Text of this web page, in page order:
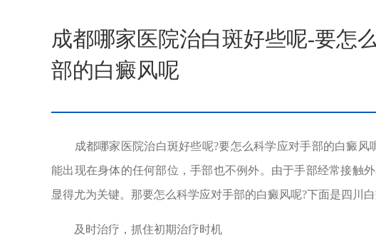
成都哪家医院治白斑好些呢-要怎
部的白癜风呢
成都哪家医院治白斑好些呢?要怎么科学应对手部的白癜风
能出现在身体的任何部位，手部也不例外。由于手部经常接触
显得尤为关键。那要怎么科学应对手部的白癜风呢?下面是四川白
及时治疗，抓住初期治疗时机